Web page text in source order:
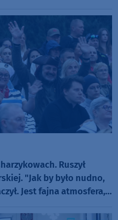
Ruszył
"Jak by było nudno,
Jest fajna atmosfera,